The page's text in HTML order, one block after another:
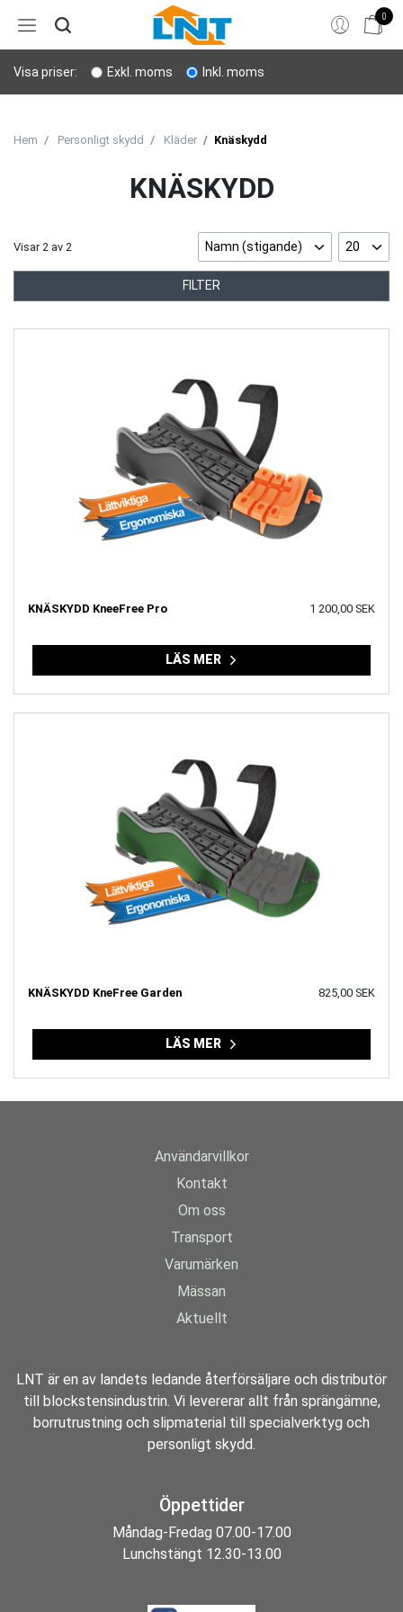
0
Hem
Bergborrning
Verktyg
Visa priser: Exkl. moms Inkl. moms
Hem Personligt skydd Kläder Knäskydd
KNÄSKYDD
Visar 2 av 2 Namn (stigande) 20
FILTER
KNÄSKYDD KneeFree Pro 1 200,00 SEK
LÄS MER
KNÄSKYDD KneFree Garden 825,00 SEK
LÄS MER
Användarvillkor
Kontakt
Om oss
Transport
Varumärken
Mässan
Aktuellt
LNT är en av landets ledande återförsäljare och distributör
till blockstensindustrin. Vi levererar allt från sprängämne,
borrutrustning och slipmaterial till specialverktyg och
personligt skydd.
Öppettider
Måndag-Fredag 07.00-17.00
Lunchstängt 12.30-13.00